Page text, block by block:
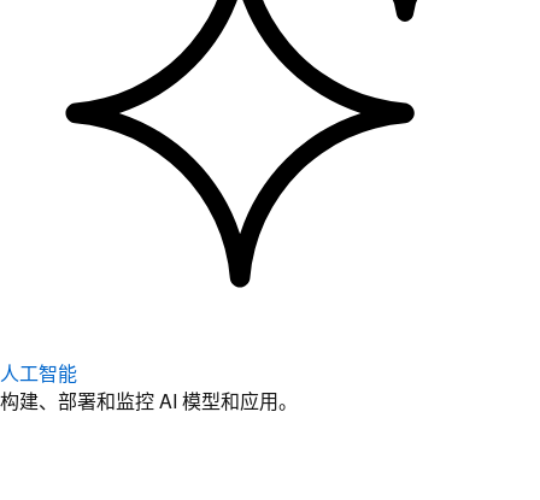
人工智能
构建、部署和监控 AI 模型和应用。